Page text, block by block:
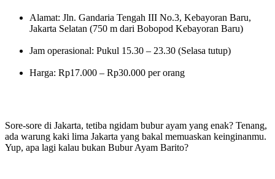
Alamat: Jln. Gandaria Tengah III No.3, Kebayoran Baru,
Jakarta Selatan (750 m dari Bobopod Kebayoran Baru)
Jam operasional: Pukul 15.30 – 23.30 (Selasa tutup)
Harga: Rp17.000 – Rp30.000 per orang
Sore-sore di Jakarta, tetiba ngidam bubur ayam yang enak? Tenang,
ada warung kaki lima Jakarta yang bakal memuaskan keinginanmu.
Yup, apa lagi kalau bukan Bubur Ayam Barito?